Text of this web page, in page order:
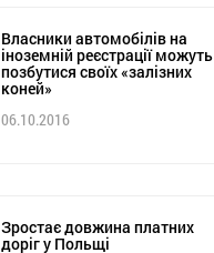
Власники автомобілів на
іноземній реєстрації можуть
позбутися своїх «залізних
коней»
06.10.2016
Зростає довжина платних
доріг у Польщі